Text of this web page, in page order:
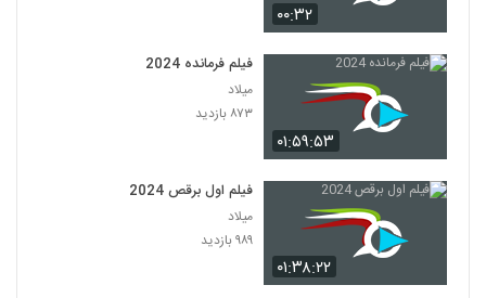
۰۰:۳۲
۰۱:۵۹:۵۳
فیلم فرمانده 2024
میلاد
۸۷۳ بازدید
۰۱:۳۸:۲۲
فیلم اول برقص 2024
میلاد
۹۸۹ بازدید